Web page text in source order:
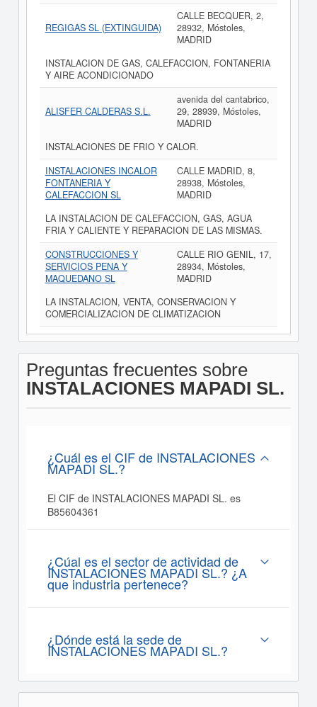
REGIGAS SL (EXTINGUIDA)
CALLE BECQUER, 2,
28932, Móstoles,
MADRID
INSTALACION DE GAS, CALEFACCION, FONTANERIA
Y AIRE ACONDICIONADO
ALISFER CALDERAS S.L.
avenida del cantabrico,
29, 28939, Móstoles,
MADRID
INSTALACIONES DE FRIO Y CALOR.
INSTALACIONES INCALOR
FONTANERIA Y
CALEFACCION SL
CALLE MADRID, 8,
28938, Móstoles,
MADRID
LA INSTALACION DE CALEFACCION, GAS, AGUA
FRIA Y CALIENTE Y REPARACION DE LAS MISMAS.
CONSTRUCCIONES Y
SERVICIOS PENA Y
MAQUEDANO SL
CALLE RIO GENIL, 17,
28934, Móstoles,
MADRID
LA INSTALACION, VENTA, CONSERVACION Y
COMERCIALIZACION DE CLIMATIZACION
Preguntas frecuentes sobre
INSTALACIONES MAPADI SL.
¿Cuál es el CIF de INSTALACIONES
MAPADI SL.?
El CIF de INSTALACIONES MAPADI SL. es
B85604361
¿Cúal es el sector de actividad de
INSTALACIONES MAPADI SL.? ¿A
que industria pertenece?
¿Dónde está la sede de
INSTALACIONES MAPADI SL.?